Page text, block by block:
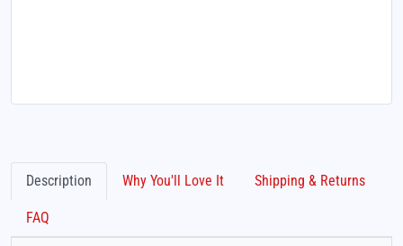
Description Why You'll Love It Shipping & Returns
FAQ